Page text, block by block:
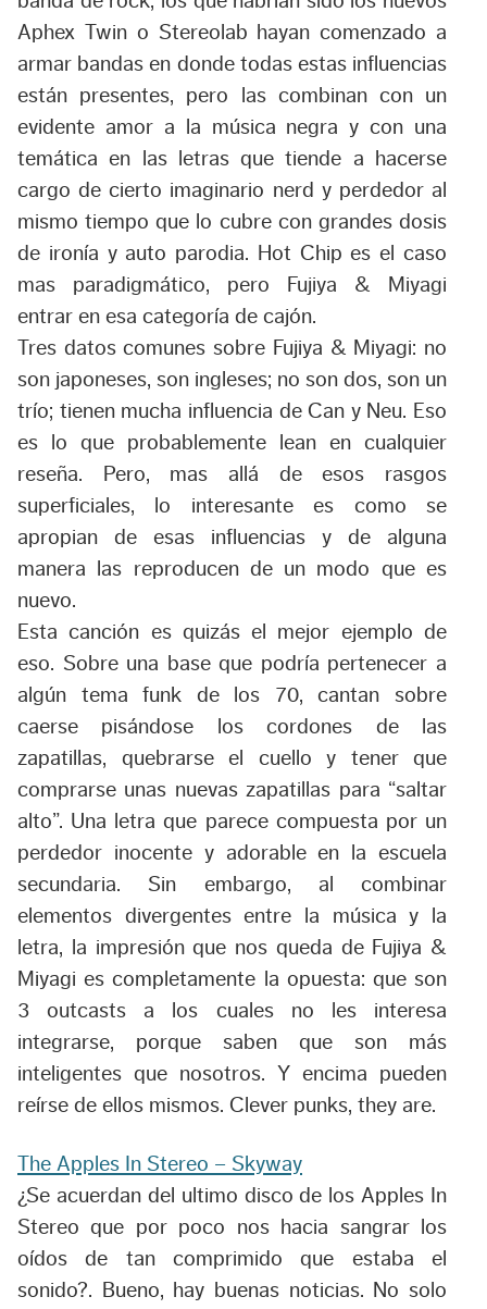
Aphex Twin o Stereolab hayan comenzado a
armar bandas en donde todas estas influencias
están presentes, pero las combinan con un
evidente amor a la música negra y con una
temática en las letras que tiende a hacerse
cargo de cierto imaginario nerd y perdedor al
mismo tiempo que lo cubre con grandes dosis
de ironía y auto parodia. Hot Chip es el caso
mas paradigmático, pero Fujiya & Miyagi
entrar en esa categoría de cajón.
Tres datos comunes sobre Fujiya & Miyagi: no
son japoneses, son ingleses; no son dos, son un
trío; tienen mucha influencia de Can y Neu. Eso
es lo que probablemente lean en cualquier
reseña. Pero, mas allá de esos rasgos
superficiales, lo interesante es como se
apropian de esas influencias y de alguna
manera las reproducen de un modo que es
nuevo.
Esta canción es quizás el mejor ejemplo de
eso. Sobre una base que podría pertenecer a
algún tema funk de los 70, cantan sobre
caerse pisándose los cordones de las
zapatillas, quebrarse el cuello y tener que
comprarse unas nuevas zapatillas para “saltar
alto”. Una letra que parece compuesta por un
perdedor inocente y adorable en la escuela
secundaria. Sin embargo, al combinar
elementos divergentes entre la música y la
letra, la impresión que nos queda de Fujiya &
Miyagi es completamente la opuesta: que son
3 outcasts a los cuales no les interesa
integrarse, porque saben que son más
inteligentes que nosotros. Y encima pueden
reírse de ellos mismos. Clever punks, they are.
The Apples In Stereo – Skyway
¿Se acuerdan del ultimo disco de los Apples In
Stereo que por poco nos hacia sangrar los
oídos de tan comprimido que estaba el
sonido?. Bueno, hay buenas noticias. No solo